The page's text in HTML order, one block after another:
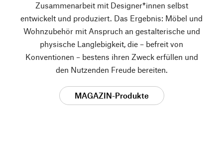
Zusammenarbeit mit Designer*innen selbst
entwickelt und produziert. Das Ergebnis: Möbel und
Wohnzubehör mit Anspruch an gestalterische und
physische Langlebigkeit, die – befreit von
Konventionen – bestens ihren Zweck erfüllen und
den Nutzenden Freude bereiten.
MAGAZIN-Produkte